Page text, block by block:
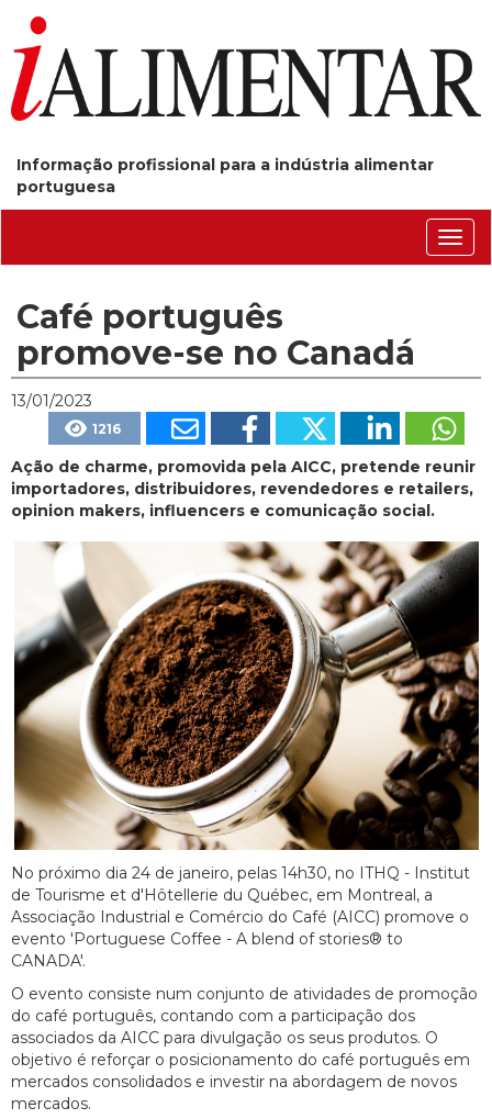
Informação profissional para a indústria alimentar
portuguesa
Café português
promove-se no Canadá
13/01/2023
1216
Ação de charme, promovida pela AICC, pretende reunir
importadores, distribuidores, revendedores e retailers,
opinion makers, influencers e comunicação social.
No próximo dia 24 de janeiro, pelas 14h30, no ITHQ - Institut
de Tourisme et d'Hôtellerie du Québec, em Montreal, a
Associação Industrial e Comércio do Café (AICC) promove o
evento 'Portuguese Coffee - A blend of stories® to
CANADA'.
O evento consiste num conjunto de atividades de promoção
do café português, contando com a participação dos
associados da AICC para divulgação os seus produtos. O
objetivo é reforçar o posicionamento do café português em
mercados consolidados e investir na abordagem de novos
mercados.